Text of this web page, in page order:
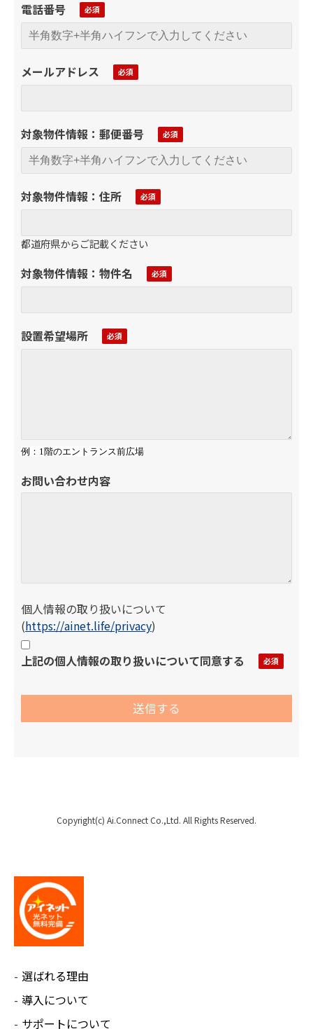
電話番号
メールアドレス
対象物件情報：郵便番号
対象物件情報：住所
都道府県からご記載ください
対象物件情報：物件名
設置希望場所
例：1階のエントランス前広場
お問い合わせ内容
個人情報の取り扱いについて
(https://ainet.life/privacy)
上記の個人情報の取り扱いについて同意する
Copyright(c) Ai.Connect Co.,Ltd. All Rights Reserved.
選ばれる理由
導入について
サポートについて